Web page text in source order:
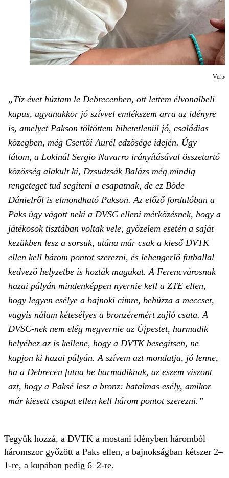
„Tíz évet húztam le Debrecenben, ott lettem élvonalbeli
kapus, ugyanakkor jó szívvel emlékszem arra az idényre
is, amelyet Pakson töltöttem hihetetlenül jó, családias
közegben, még Csertői Aurél edzősége idején. Úgy
látom, a Lokinál Sergio Navarro irányításával összetartó
közösség alakult ki, Dzsudzsák Balázs még mindig
rengeteget tud segíteni a csapatnak, de ez Böde
Dánielről is elmondható Pakson. Az előző fordulóban a
Paks úgy vágott neki a DVSC elleni mérkőzésnek, hogy a
játékosok tisztában voltak vele, győzelem esetén a saját
kezükben lesz a sorsuk, utána már csak a kieső DVTK
ellen kell három pontot szerezni, és lehengerlő futballal
kedvező helyzetbe is hozták magukat. A Ferencvárosnak
hazai pályán mindenképpen nyernie kell a ZTE ellen,
hogy legyen esélye a bajnoki címre, behúzza a meccset,
vagyis nálam kétesélyes a bronzéremért zajló csata. A
DVSC-nek nem elég megvernie az Újpestet, harmadik
helyéhez az is kellene, hogy a DVTK besegítsen, ne
kapjon ki hazai pályán. A szívem azt mondatja, jó lenne,
ha a Debrecen futna be harmadiknak, az eszem viszont
azt, hogy a Paksé lesz a bronz: hatalmas esély, amikor
már kiesett csapat ellen kell három pontot szerezni.”
Tegyük hozzá, a DVTK a mostani idényben háromból
háromszor győzött a Paks ellen, a bajnokságban kétszer 2–
1-re, a kupában pedig 6–2-re.